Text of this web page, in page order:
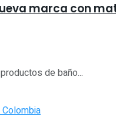
marca con
de baño...